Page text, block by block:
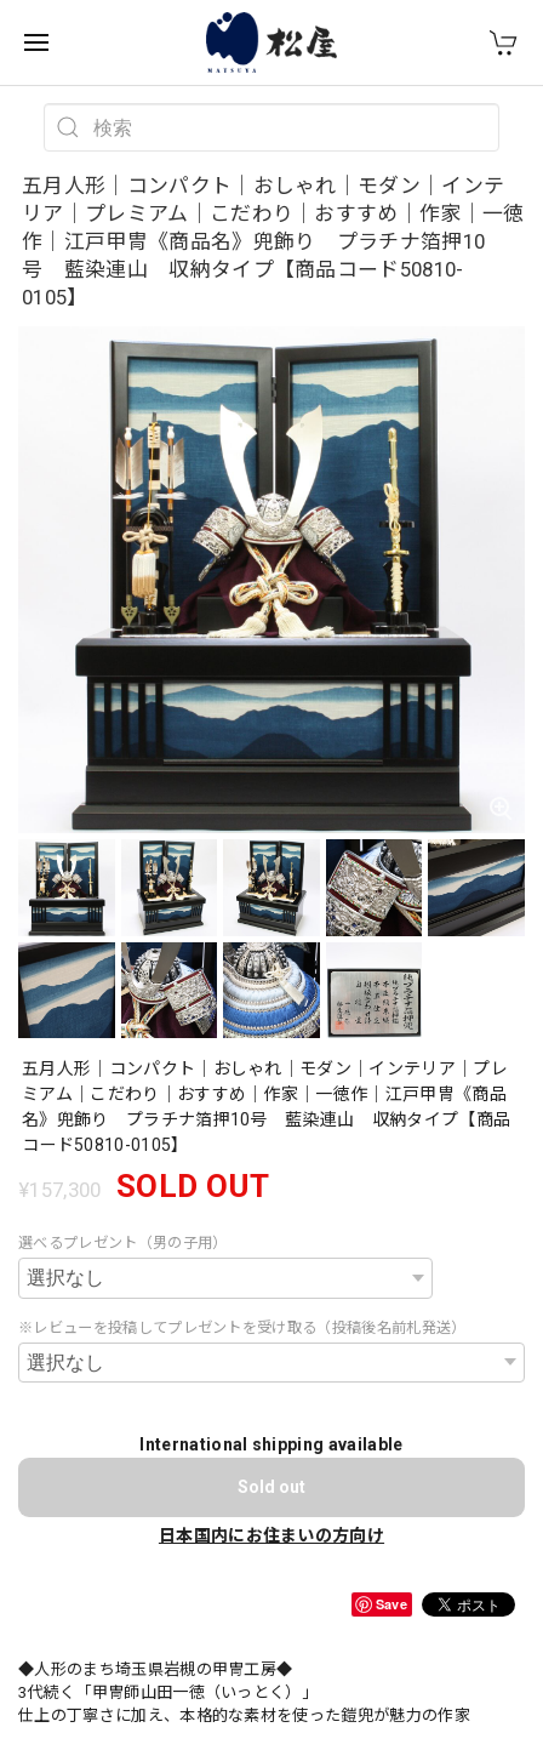
五月人形｜コンパクト｜おしゃれ｜モダン｜インテ
リア｜プレミアム｜こだわり｜おすすめ｜作家｜一徳
作｜江戸甲冑《商品名》兜飾り プラチナ箔押10
号 藍染連山 収納タイプ【商品コード50810-
0105】
五月人形｜コンパクト｜おしゃれ｜モダン｜インテリア｜プレ
ミアム｜こだわり｜おすすめ｜作家｜一徳作｜江戸甲冑《商品
名》兜飾り プラチナ箔押10号 藍染連山 収納タイプ【商品
コード50810-0105】
¥157,300 SOLD OUT
選べるプレゼント（男の子用）
※レビューを投稿してプレゼントを受け取る（投稿後名前札発送）
International shipping available
Sold out
日本国内にお住まいの方向け
Save
◆人形のまち埼玉県岩槻の甲冑工房◆
3代続く「甲冑師山田一徳（いっとく）」
仕上の丁寧さに加え、本格的な素材を使った鎧兜が魅力の作家